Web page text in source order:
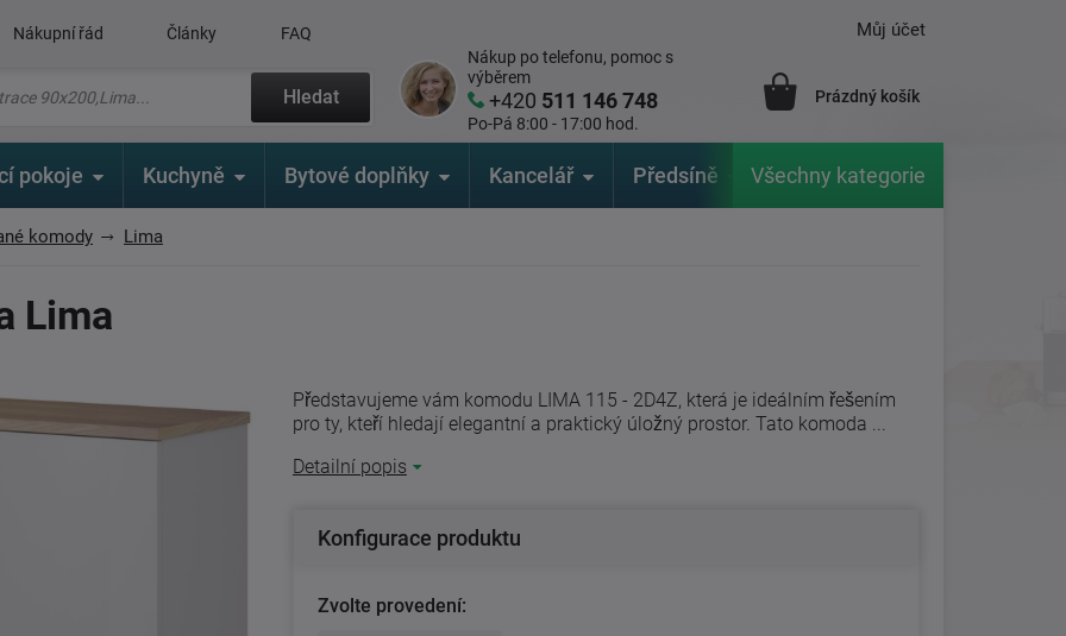
Nákupní řád Články FAQ
Hledat
Nákup po telefonu, pomoc s
výběrem
+420 511 146 748
Po-Pá 8:00 - 17:00 hod.
Můj účet
Prázdný košík
pokoje Kuchyně Bytové doplňky Kancelář Předsíně Zahrada Značky
Všechny kategorie
komody Lima
Lima
Představujeme vám komodu LIMA 115 - 2D4Z, která je ideálním řešením
pro ty, kteří hledají elegantní a praktický úložný prostor. Tato komoda ...
Detailní popis
Konfigurace produktu
Zvolte provedení: